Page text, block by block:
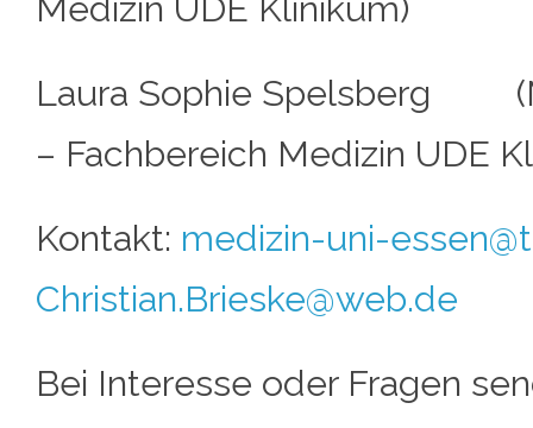
Laura Sophie Spelsberg
– Fachbereich Medizin UDE
Kontakt: medizin-uni-
Christian.Brieske@web.de
Bei Interesse oder Fragen